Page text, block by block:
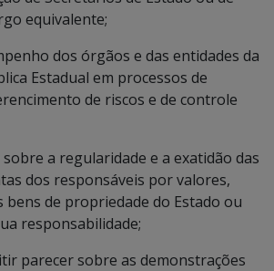
equivalente;
dos órgãos e das entidades da
Estadual em processos de
de riscos e de controle
a regularidade e a exatidão das
dos responsáveis por valores,
de propriedade do Estado ou
responsabilidade;
parecer sobre as demonstrações